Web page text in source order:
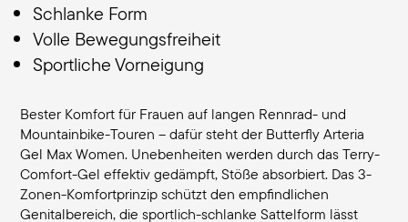
Schlanke Form
Volle Bewegungsfreiheit
Sportliche Vorneigung
Bester Komfort für Frauen auf langen Rennrad- und
Mountainbike-Touren – dafür steht der Butterfly Arteria
Gel Max Women. Unebenheiten werden durch das Terry-
Comfort-Gel effektiv gedämpft, Stöße absorbiert. Das 3-
Zonen-Komfortprinzip schützt den empfindlichen
Genitalbereich, die sportlich-schlanke Sattelform lässt